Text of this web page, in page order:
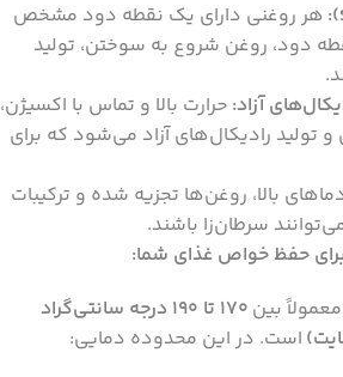
هر روغنی دارای یک نقطه دود مشخص
دود، روغن شروع به سوختن، تولید
آزاد: حرارت بالا و تماس با اکسیژن،
تولید رادیکال‌های آزاد می‌شود که برای
بالا، روغن‌ها تجزیه شده و ترکیبات
سرطان‌زا باشند.
حفظ خواص غذای شما:
معمولاً بین
170 تا 190 درجه سانتی‌گراد
است. در این محدوده دمایی: